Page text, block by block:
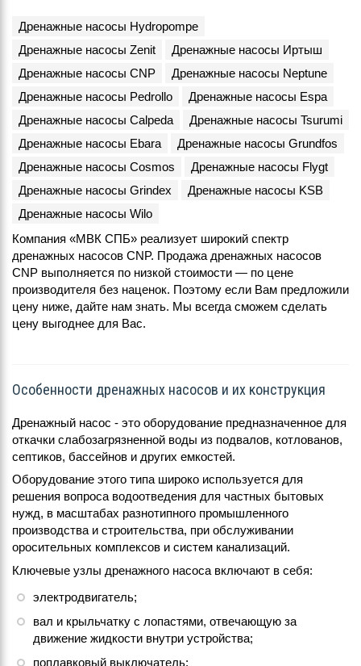
Дренажные насосы Hydropompe
Дренажные насосы Zenit
Дренажные насосы Иртыш
Дренажные насосы CNP
Дренажные насосы Neptune
Дренажные насосы Pedrollo
Дренажные насосы Espa
Дренажные насосы Calpeda
Дренажные насосы Tsurumi
Дренажные насосы Ebara
Дренажные насосы Grundfos
Дренажные насосы Cosmos
Дренажные насосы Flygt
Дренажные насосы Grindex
Дренажные насосы KSB
Дренажные насосы Wilo
Компания «МВК СПБ» реализует широкий спектр
дренажных насосов CNP. Продажа дренажных насосов
CNP выполняется по низкой стоимости — по цене
производителя без наценок. Поэтому если Вам предложили
цену ниже, дайте нам знать. Мы всегда сможем сделать
цену выгоднее для Вас.
Особенности дренажных насосов и их конструкция
Дренажный насос - это оборудование предназначенное для
откачки слабозагрязненной воды из подвалов, котлованов,
септиков, бассейнов и других емкостей.
Оборудование этого типа широко используется для
решения вопроса водоотведения для частных бытовых
нужд, в масштабах разнотипного промышленного
производства и строительства, при обслуживании
оросительных комплексов и систем канализаций.
Ключевые узлы дренажного насоса включают в себя:
электродвигатель;
вал и крыльчатку с лопастями, отвечающую за
движение жидкости внутри устройства;
поплавковый выключатель;